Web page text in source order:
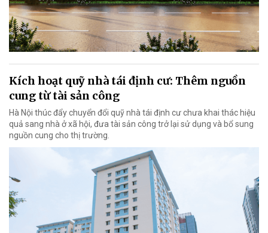
Kích hoạt quỹ nhà tái định cư: Thêm nguồn
cung từ tài sản công
Hà Nội thúc đẩy chuyển đổi quỹ nhà tái định cư chưa khai thác hiệu
quả sang nhà ở xã hội, đưa tài sản công trở lại sử dụng và bổ sung
nguồn cung cho thị trường.